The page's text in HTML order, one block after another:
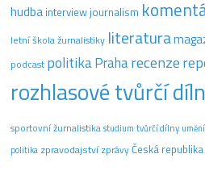
hudba interview journalism
letní škola žurnalistiky literatura
podcast politikaPraharecenze
rozhlasové tvůrčí
sportovní žurnalistika studium tvůrčí dílny umění
politika zpravodajstvízprávyČeská republika